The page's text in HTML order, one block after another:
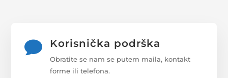
 Korisnička podrška
Obratite se nam se putem maila, kontakt
forme ili telefona.